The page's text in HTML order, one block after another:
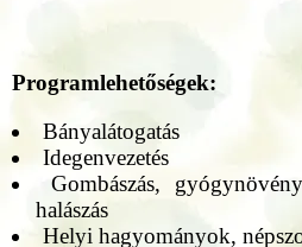
Programlehetőségek:
Bányalátogatás
Idegenvezetés
Gombászás,
halászás
Helyi hagyományok,